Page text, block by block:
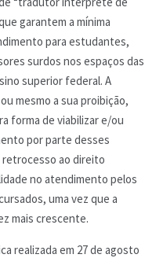
garantem a mínima
para estudantes,
surdos nos espaços das
superior federal. A
mesmo a sua proibição,
forma de viabilizar e/ou
por parte desses
ao direito
no atendimento pelos
uma vez que a
mais crescente.
realizada em 27 de agosto